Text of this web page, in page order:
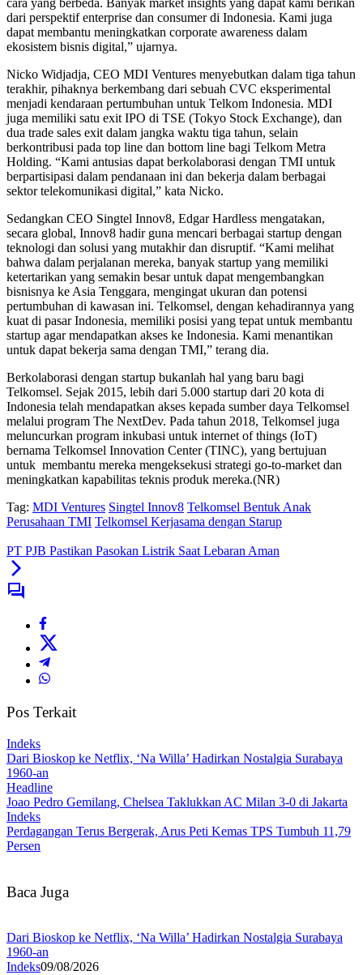
cara yang berbeda. Banyak market insights yang dapat kami berikan
dari perspektif enterprise dan consumer di Indonesia. Kami juga
dapat membantu meningkatkan corporate awareness dalam
ekosistem bisnis digital,” ujarnya.
Nicko Widjadja, CEO MDI Ventures menyebutkan dalam tiga tahun
terakhir, pihaknya berkembang dari sebuah CVC eksperimental
menjadi kendaraan pertumbuhan untuk Telkom Indonesia. MDI
juga memiliki satu exit IPO di TSE (Tokyo Stock Exchange), dan
dua trade sales exit dalam jangka waktu tiga tahun, selain
berkontribusi pada top line dan bottom line bagi Telkom Metra
Holding. “Kami antusias dapat berkolaborasi dengan TMI untuk
berpartisipasi dalam pendanaan ini dan bekerja dalam berbagai
sektor telekomunikasi digital,” kata Nicko.
Sedangkan CEO Singtel Innov8, Edgar Hardless mengatakan,
secara global, Innov8 hadir guna mencari berbagai startup dengan
teknologi dan solusi yang mutakhir dan disruptif. “Kami melihat
bahwa dalam perjalanan mereka, banyak startup yang memiliki
ketertarikan yang semakin besar untuk dapat mengembangkan
bisnisnya ke Asia Tenggara, mengingat ukuran dan potensi
pertumbuhan di kawasan ini. Telkomsel, dengan kehadirannya yang
kuat di pasar Indonesia, memiliki posisi yang tepat untuk membantu
startup agar mendapatkan akses ke Indonesia. Kami menantikan
untuk dapat bekerja sama dengan TMI,” terang dia.
Berkolaborasi dengan startup bukanlah hal yang baru bagi
Telkomsel. Sejak 2015, lebih dari 5.000 startup dari 20 kota di
Indonesia telah mendapatkan akses kepada sumber daya Telkomsel
melalui program The NextDev. Pada tahun 2018, Telkomsel juga
meluncurkan program inkubasi untuk internet of things (IoT)
bernama Telkomsel Innovation Center (TINC), yang bertujuan
untuk membantu mereka mengeksekusi strategi go-to-market dan
meningkatkan kapabilitas teknis produk mereka.(NR)
Tag: MDI Ventures Singtel Innov8 Telkomsel Bentuk Anak
Perusahaan TMI Telkomsel Kerjasama dengan Starup
PT PJB Pastikan Pasokan Listrik Saat Lebaran Aman
Pos Terkait
Indeks
Dari Bioskop ke Netflix, ‘Na Willa’ Hadirkan Nostalgia Surabaya
1960-an
Headline
Joao Pedro Gemilang, Chelsea Taklukkan AC Milan 3-0 di Jakarta
Indeks
Perdagangan Terus Bergerak, Arus Peti Kemas TPS Tumbuh 11,79
Persen
Baca Juga
Dari Bioskop ke Netflix, ‘Na Willa’ Hadirkan Nostalgia Surabaya
1960-an
Indeks09/08/2026